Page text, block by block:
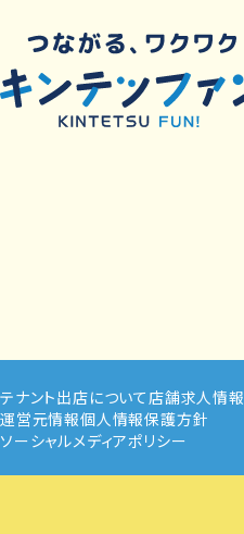
テナント出店について店舗求人情報
運営元情報個人情報保護方針
ソーシャルメディアポリシー